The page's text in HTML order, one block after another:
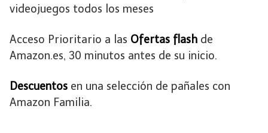
videojuegos todos los meses
Acceso Prioritario a las Ofertas flash de
Amazon.es, 30 minutos antes de su inicio.
Descuentos en una selección de pañales con
Amazon Familia.